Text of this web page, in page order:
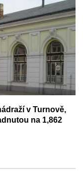
v Turnově,
na 1,862